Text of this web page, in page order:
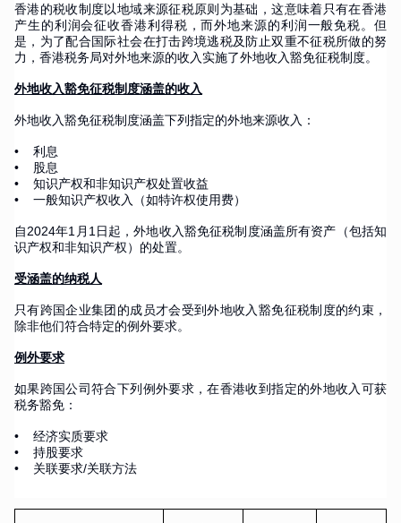
香港的税收制度以地域来源征税原则为基础，这意味着只有在香港
产生的利润会征收香港利得税，而外地来源的利润一般免税。但
是，为了配合国际社会在打击跨境逃税及防止双重不征税所做的努
力，香港税务局对外地来源的收入实施了外地收入豁免征税制度。
外地收入豁免征税制度涵盖的收入
外地收入豁免征税制度涵盖下列指定的外地来源收入：
• 利息
• 股息
• 知识产权和非知识产权处置收益
• 一般知识产权收入（如特许权使用费）
自2024年1月1日起，外地收入豁免征税制度涵盖所有资产（包括知
识产权和非知识产权）的处置。
受涵盖的纳税人
只有跨国企业集团的成员才会受到外地收入豁免征税制度的约束，
除非他们符合特定的例外要求。
例外要求
如果跨国公司符合下列例外要求，在香港收到指定的外地收入可获
税务豁免：
• 经济实质要求
• 持股要求
• 关联要求/关联方法